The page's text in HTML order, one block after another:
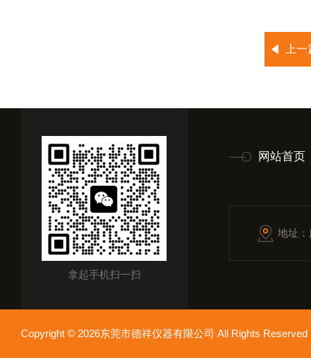
上
拿起手机扫一扫
网站首页
地址
Copyright © 2026东莞市德祥仪器有限公司 All Rights